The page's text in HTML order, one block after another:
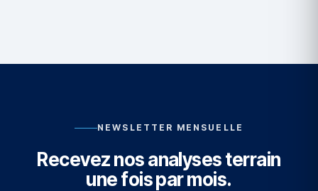
NEWSLETTER MENSUELLE
Recevez nos analyses terrain
une fois par mois.